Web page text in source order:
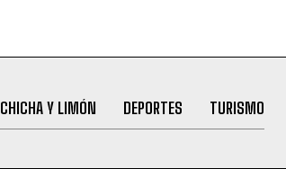
CHICHA Y LIMÓN DEPORTES TURISMO